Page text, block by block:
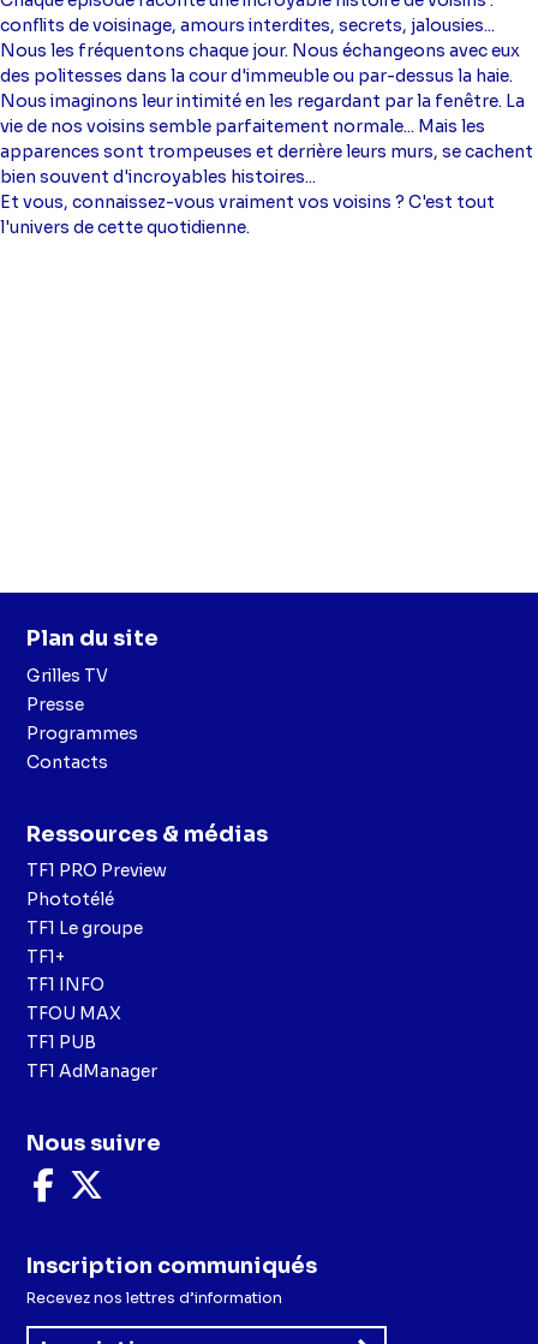
conflits de voisinage, amours interdites, secrets, jalousies...
Nous les fréquentons chaque jour. Nous échangeons avec eux
des politesses dans la cour d'immeuble ou par-dessus la haie.
Nous imaginons leur intimité en les regardant par la fenêtre. La
vie de nos voisins semble parfaitement normale... Mais les
apparences sont trompeuses et derrière leurs murs, se cachent
bien souvent d'incroyables histoires...
Et vous, connaissez-vous vraiment vos voisins ? C'est tout
l'univers de cette quotidienne.
Plan du site
Grilles TV
Presse
Programmes
Contacts
Ressources & médias
TF1 PRO Preview
Phototélé
TF1 Le groupe
TF1+
TF1 INFO
TFOU MAX
TF1 PUB
TF1 AdManager
Nous suivre
Nous
suivre
Facebook
X
Inscription communiqués
Recevez nos lettres d’information